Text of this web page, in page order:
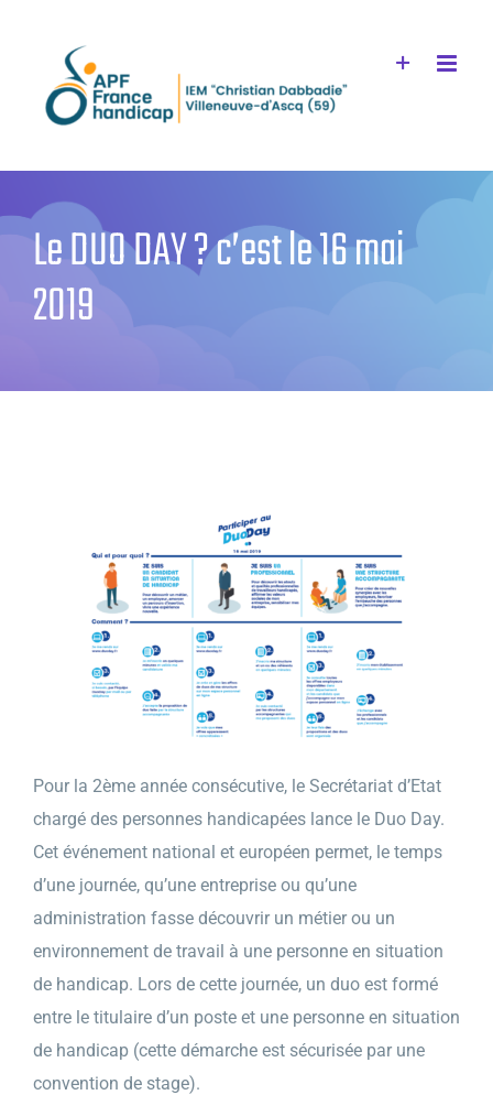
contenu
Le DUO DAY ? c’est le 16 mai
2019
Pour la 2ème année consécutive, le Secrétariat d’Etat
chargé des personnes handicapées lance le Duo Day.
Cet événement national et européen permet, le temps
d’une journée, qu’une entreprise ou qu’une
administration fasse découvrir un métier ou un
environnement de travail à une personne en situation
de handicap. Lors de cette journée, un duo est formé
entre le titulaire d’un poste et une personne en situation
de handicap (cette démarche est sécurisée par une
convention de stage).